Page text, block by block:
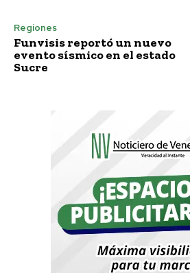
Regiones
Funvisis reportó un nuevo
evento sísmico en el estado
Sucre